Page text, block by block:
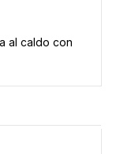
al caldo con